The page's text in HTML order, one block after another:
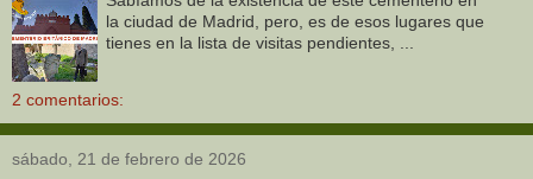
la ciudad de Madrid, pero, es de esos lugares que
tienes en la lista de visitas pendientes, ...
2 comentarios:
sábado, 21 de febrero de 2026